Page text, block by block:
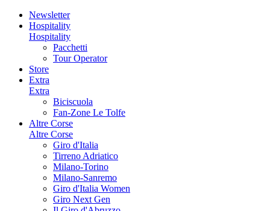
Newsletter
Hospitality
Hospitality
Pacchetti
Tour Operator
Store
Extra
Extra
Biciscuola
Fan-Zone Le Tolfe
Altre Corse
Altre Corse
Giro d'Italia
Tirreno Adriatico
Milano-Torino
Milano-Sanremo
Giro d'Italia Women
Giro Next Gen